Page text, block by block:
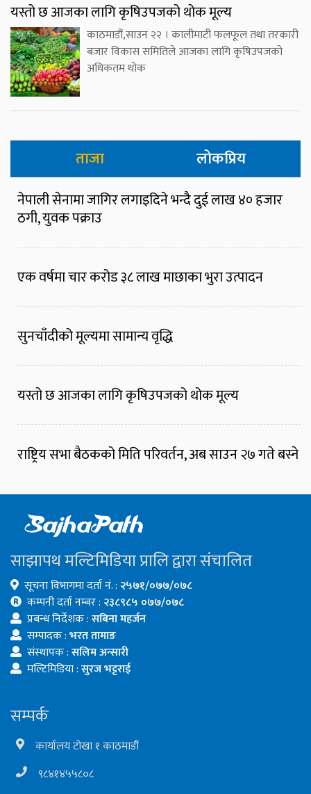
यस्तो छ आजका लागि कृषिउपजको थोक मूल्य
काठमाडौं,साउन २२ । कालीमाटी फलफूल तथा तरकारी
बजार विकास समितिले आजका लागि कृषिउपजको
अधिकतम थोक
ताजा लोकप्रिय
नेपाली सेनामा जागिर लगाइदिने भन्दै दुई लाख ४० हजार
ठगी, युवक पक्राउ
एक वर्षमा चार करोड ३८ लाख माछाका भुरा उत्पादन
सुनचाँदीको मूल्यमा सामान्य वृद्धि
यस्तो छ आजका लागि कृषिउपजको थोक मूल्य
राष्ट्रिय सभा बैठकको मिति परिवर्तन, अब साउन २७ गते बस्ने
साझापथ मल्टिमिडिया प्रालि द्वारा संचालित
सूचना विभागमा दर्ता नं. : २५७१/०७७/०७८
कम्पनी दर्ता नम्बर : २३८९८५ ०७७/०७८
प्रबन्ध निर्देशक :सबिना महर्जन
सम्पादक :भरत तामाङ
संस्थापक :सलिम अन्सारी
मल्टिमिडिया :सुरज भट्टराई
सम्पर्क
कार्यालय टोखा १ काठमाडौं
९८४१४५५८०८